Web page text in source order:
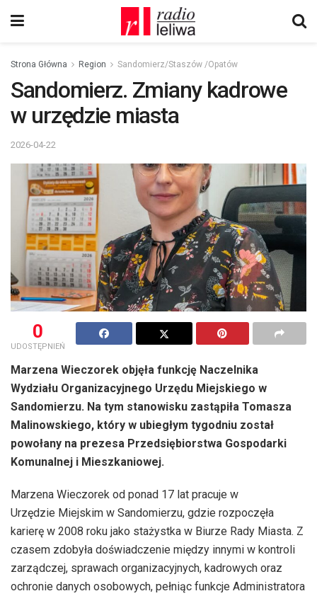
Strona Główna Region Sandomierz/Staszów /Opatów
Sandomierz. Zmiany kadrowe
w urzędzie miasta
2026-04-22
0
UDOSTĘPNIEŃ
Marzena Wieczorek objęła funkcję Naczelnika
Wydziału Organizacyjnego Urzędu Miejskiego w
Sandomierzu. Na tym stanowisku zastąpiła Tomasza
Malinowskiego, który w ubiegłym tygodniu został
powołany na prezesa Przedsiębiorstwa Gospodarki
Komunalnej i Mieszkaniowej.
Marzena Wieczorek od ponad 17 lat pracuje w
Urzędzie Miejskim w Sandomierzu, gdzie rozpoczęła
karierę w 2008 roku jako stażystka w Biurze Rady Miasta. Z
czasem zdobyła doświadczenie między innymi w kontroli
zarządczej, sprawach organizacyjnych, kadrowych oraz
ochronie danych osobowych, pełniąc funkcje Administratora